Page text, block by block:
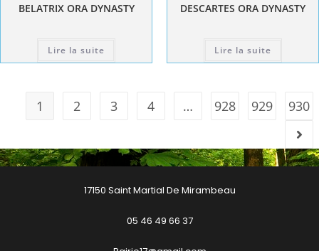
BELATRIX ORA DYNASTY
Lire la suite
DESCARTES ORA DYNASTY
Lire la suite
1 2 3 4 … 928 929 930
17150 Saint Martial De Mirambeau
05 46 49 66 37